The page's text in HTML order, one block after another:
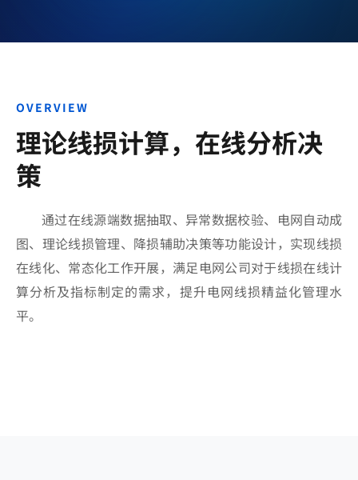
OVERVIEW
理论线损计算，在线分析决
策
通过在线源端数据抽取、异常数据校验、电网自动成
图、理论线损管理、降损辅助决策等功能设计，实现线损
在线化、常态化工作开展，满足电网公司对于线损在线计
算分析及指标制定的需求，提升电网线损精益化管理水
平。